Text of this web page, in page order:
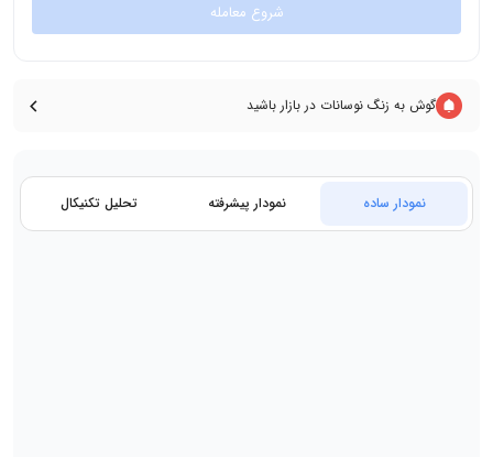
شروع معامله
گوش به زنگ نوسانات در بازار باشید
نمودار ساده نمودار پیشرفته تحلیل تکنیکال